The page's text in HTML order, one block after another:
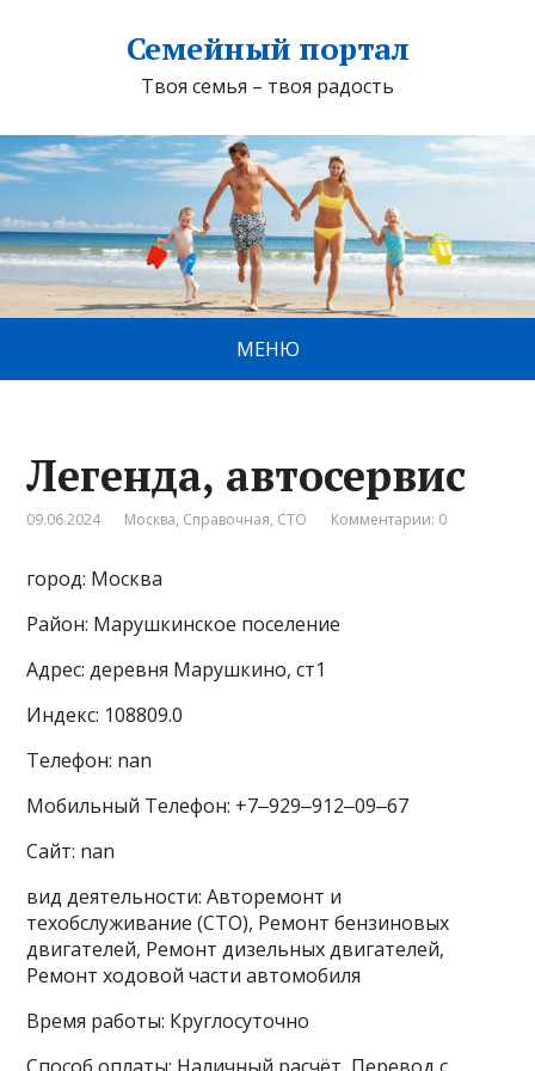
Семейный портал
Твоя семья – твоя радость
МЕНЮ
Легенда, автосервис
09.06.2024 Москва, Справочная, СТО Комментарии: 0
город: Москва
Район: Марушкинское поселение
Адрес: деревня Марушкино, ст1
Индекс: 108809.0
Телефон: nan
Мобильный Телефон: +7‒929‒912‒09‒67
Сайт: nan
вид деятельности: Авторемонт и
техобслуживание (СТО), Ремонт бензиновых
двигателей, Ремонт дизельных двигателей,
Ремонт ходовой части автомобиля
Время работы: Круглосуточно